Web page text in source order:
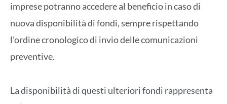
imprese potranno accedere al beneficio in caso di
nuova disponibilità di fondi, sempre rispettando
l’ordine cronologico di invio delle comunicazioni
preventive.
La disponibilità di questi ulteriori fondi rappresenta